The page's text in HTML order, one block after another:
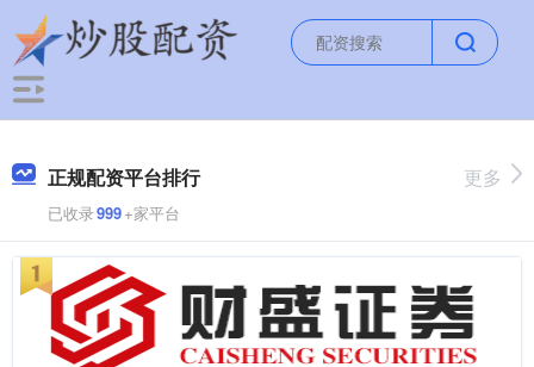
正规配资平台排行
已收录999+家平台
更多